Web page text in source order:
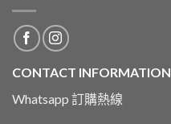
CONTACT INFORMATION
Whatsapp 訂購熱線